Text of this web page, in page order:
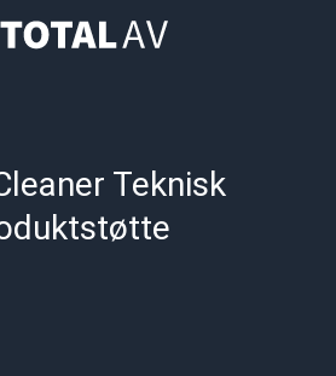
Teknisk